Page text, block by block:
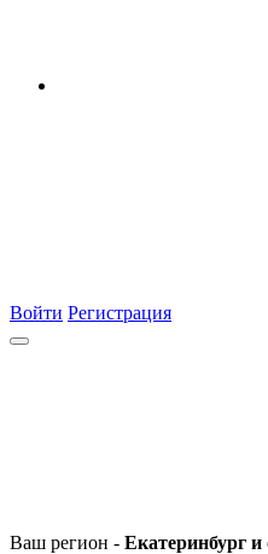
Войти Регистрация
Ваш регион - Екатеринбург и